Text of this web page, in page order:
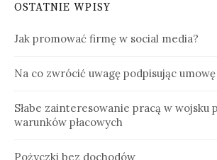
OSTATNIE WPISY
Jak promować firmę w social media?
Na co zwrócić uwagę podpisując
Słabe zainteresowanie pracą w wojsku
warunków płacowych
Pożyczki bez dochodów